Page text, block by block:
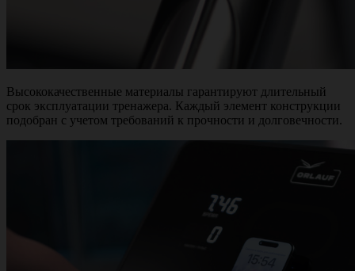
Высококачественные материалы гарантируют длительный
срок эксплуатации тренажера. Каждый элемент конструкции
подобран с учетом требований к прочности и долговечности.